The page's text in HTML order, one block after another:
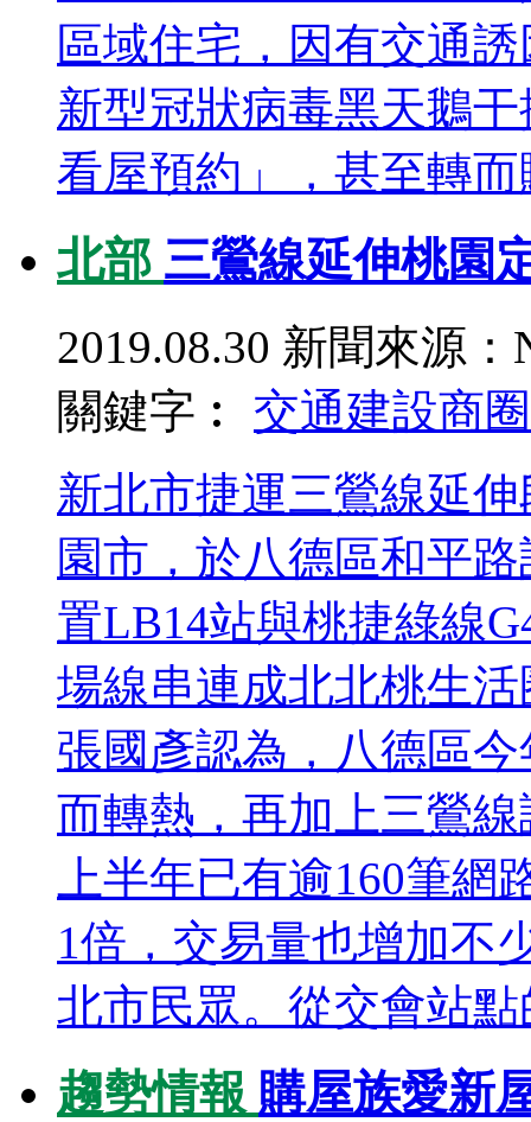
區域住宅，因有交通
新型冠狀病毒黑天鵝
看屋預約」，甚至轉
北部 三鶯線延伸桃園
2019.08.30 新聞來源：
關鍵字︰ 交通建設商圈
新北市捷運三鶯線延
園市，於八德區和平
置LB14站與桃捷綠線
場線串連成北北桃生
張國彥認為，八德區
而轉熱，再加上三鶯
上半年已有逾160筆
1倍，交易量也增加不
北市民眾。從交會站
趨勢情報 購屋族愛新